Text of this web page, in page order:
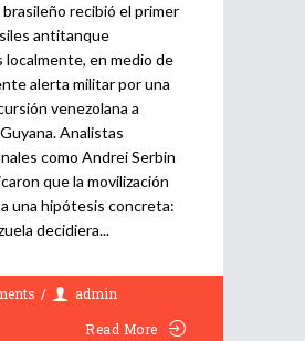
recibió el primer
antitanque
localmente, en medio de
alerta militar por una
venezolana a
Analistas
como Andrei Serbin
que la movilización
una hipótesis concreta:
decidiera
admin
Read More